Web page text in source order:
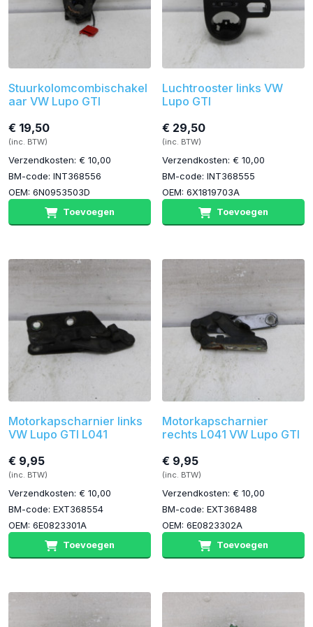
Stuurkolomcombischakel
aar VW Lupo GTI
€ 19,50
(inc. BTW)
Verzendkosten: € 10,00
BM-code: INT368556
OEM: 6N0953503D
Toevoegen
Luchtrooster links VW
Lupo GTI
€ 29,50
(inc. BTW)
Verzendkosten: € 10,00
BM-code: INT368555
OEM: 6X1819703A
Toevoegen
Motorkapscharnier links
VW Lupo GTI L041
€ 9,95
(inc. BTW)
Verzendkosten: € 10,00
BM-code: EXT368554
OEM: 6E0823301A
Toevoegen
Motorkapscharnier
rechts L041 VW Lupo GTI
€ 9,95
(inc. BTW)
Verzendkosten: € 10,00
BM-code: EXT368488
OEM: 6E0823302A
Toevoegen